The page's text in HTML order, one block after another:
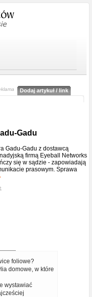
Dodaj artykuł / link
Gadu
Gadu-Gadu z dostawcą
firmą Eyeball Networks
się w sądzie - zapowiadają
prasowym. Sprawa
foliowe?
domowe, w które
wystawiać